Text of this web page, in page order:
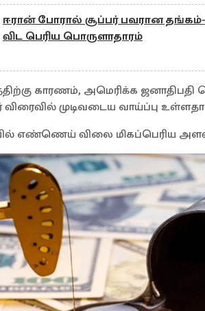
ஈரான் போரால் சூப்பர் பவரான தங்கம்-
விட பெரிய பொருளாதாரம்
காரணம், அமெரிக்க
முடிவடைய வாய்ப்பு
எண்ணெய் விலை மிகப்பெரிய